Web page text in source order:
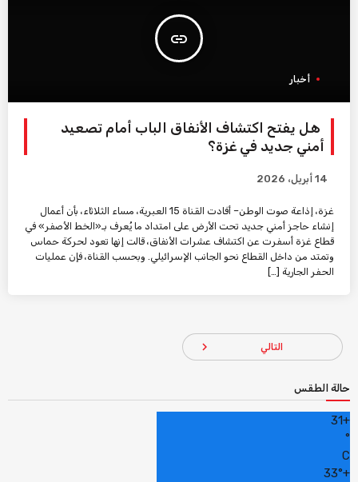
insert_link
أخبار
هل يفتح اكتشاف الأنفاق الباب أمام تصعيد
أمني جديد في غزة؟
14 أبريل، 2026
غزة، إذاعة صوت الوطن– أفادت القناة 15 العبرية، مساء الثلاثاء، بأن أعمال
إنشاء حاجز أمني جديد تحت الأرض على امتداد ما يُعرف بـ«الخط الأصفر» في
قطاع غزة أسفرت عن اكتشاف عشرات الأنفاق، قالت إنها تعود لحركة حماس
وتمتد من داخل القطاع نحو الجانب الإسرائيلي. وبحسب القناة، فإن عمليات
الحفر الجارية […]
التالي navigate_next
حالة الطقس
+
31
°
C
+
33°